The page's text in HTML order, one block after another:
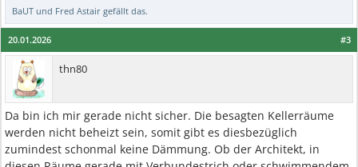
BaUT und Fred Astair gefällt das.
#3
20.01.2026
thn80
Da bin ich mir gerade nicht sicher. Die besagten Kellerräume
werden nicht beheizt sein, somit gibt es diesbezüglich
zumindest schonmal keine Dämmung. Ob der Architekt, in